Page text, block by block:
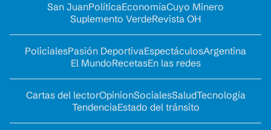
San JuanPolíticaEconomíaCuyo Minero
Suplemento VerdeRevista OH
PolicialesPasión DeportivaEspectáculosArgentina
El MundoRecetasEn las redes
Cartas del lectorOpinionSocialesSaludTecnología
TendenciaEstado del tránsito